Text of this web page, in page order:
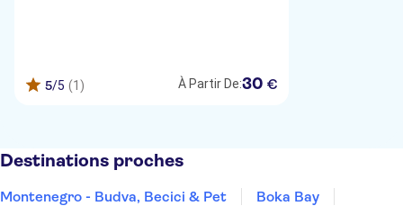
5/5 (1) À Partir De:30 €
Destinations proches
Montenegro - Budva, Becici & Pet
Boka Bay